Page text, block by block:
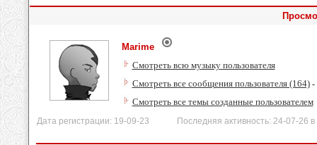
Marime
Смотреть всю музыку пользователя
Смотреть все сообщения пользователя (164)-
Смотреть все темы созданные пользователем
Дата регистрации: 19-09-23 Последняя активность: 24-07-26 в